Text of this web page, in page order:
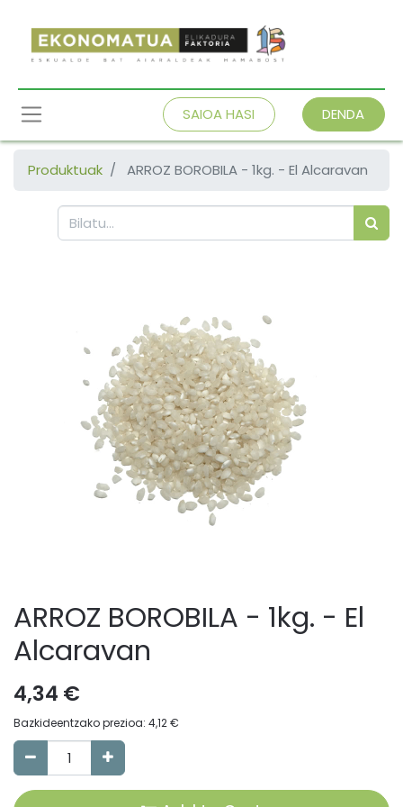
SAIOA HASI DENDA
Produktuak ARROZ BOROBILA - 1kg. - El Alcaravan
ARROZ BOROBILA - 1kg. - El
Alcaravan
4,34 €
Bazkideentzako prezioa: 4,12€